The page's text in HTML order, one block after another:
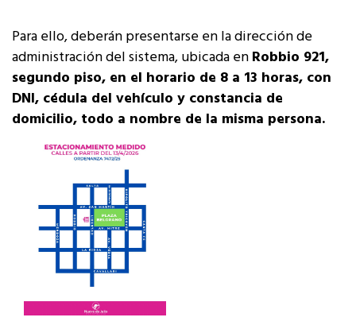
Para ello, deberán presentarse en la dirección de
administración del sistema, ubicada enRobbio 921,
segundo piso, en el horario de 8 a 13 horas, con
DNI, cédula del vehículo y constancia de
domicilio, todo a nombre de la misma persona.